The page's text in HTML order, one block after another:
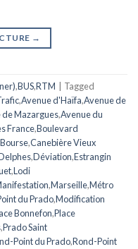
→
,BUS,RTM
Tagged
,Avenue d'Haïfa,Avenue de
de Mazargues,Avenue du
France,Boulevard
,Canebière Vieux
,Déviation,Estrangin
,Lodi
,Marseille,Métro
du Prado,Modification
Bonnefon,Place
,Prado Saint
Point du Prado,Rond-Point